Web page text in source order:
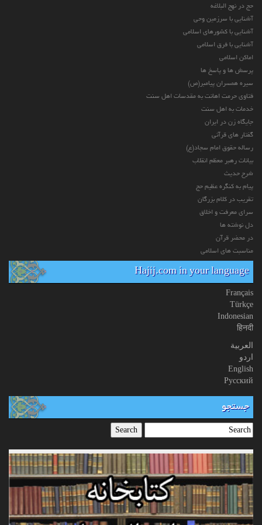
حج در نهج البلاغه
آشنایی با سرزمین وحی
آشنایی با کشورهای اسلامی
آشنایی با فرق اسلامی
اماکن اسلامی
پرسش ها و پاسخ ها
سیره همسران پیامبر(ص)
فتاوی حرمت اهانت به مقدسات اهل سنت
خدمات به اهل سنت
جایگاه زن در ایران
گفتار های قرآنی
رساله حقوق امام سجاد(ع)
بیانات رهبر معظم انقلاب
شرح حدیث
پیام به کنگره عظیم حج
تقریب در کلام بزرگان
سرای معرفت و اخلاق
دل نوشته ها
در محضر قرآن
مناسبت های اسلامی
Hajij.com in your language
Français
Türkçe
Indonesian
हिनदी
العربیة
اردو
English
Русский
جستجو